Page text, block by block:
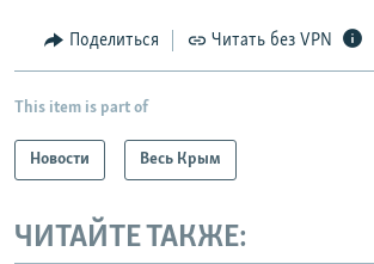
Поделиться Читать без VPN
This item is part of
Новости Весь Крым
ЧИТАЙТЕ ТАКЖЕ: